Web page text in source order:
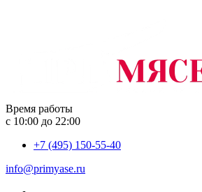
Время работы
с 10:00 до 22:00
+7 (495) 150-55-40
info@primyase.ru